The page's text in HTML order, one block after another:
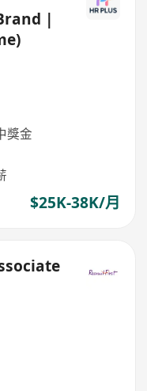
|
獎金
$25K-38K/月